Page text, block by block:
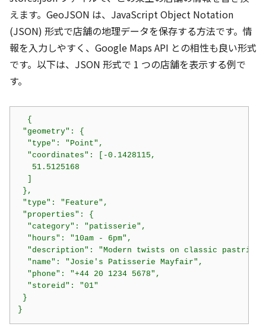
えます。GeoJSON は、JavaScript Object Notation
(JSON) 形式で店舗の地理データを保存する方法です。情
報を入力しやすく、Google Maps API との相性も良い形式
です。以下は、JSON 形式で 1 つの店舗を表示する例で
す。
}